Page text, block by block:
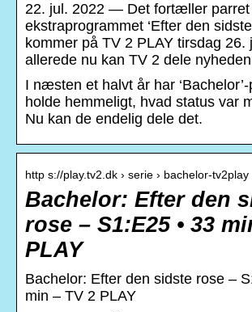
22. jul. 2022 — Det fortæller parret
ekstraprogrammet ‘Efter den
kommer på TV 2 PLAY tirsdag 26.
allerede nu kan TV 2 dele
I næsten et halvt år har
holde hemmeligt, hvad status var
Nu kan de endelig dele det.
http s://play.tv2.dk › serie › bachelor-
Bachelor: Efter den
rose – S1:E25 • 33
PLAY
Bachelor: Efter den sidste rose –
min – TV 2 PLAY